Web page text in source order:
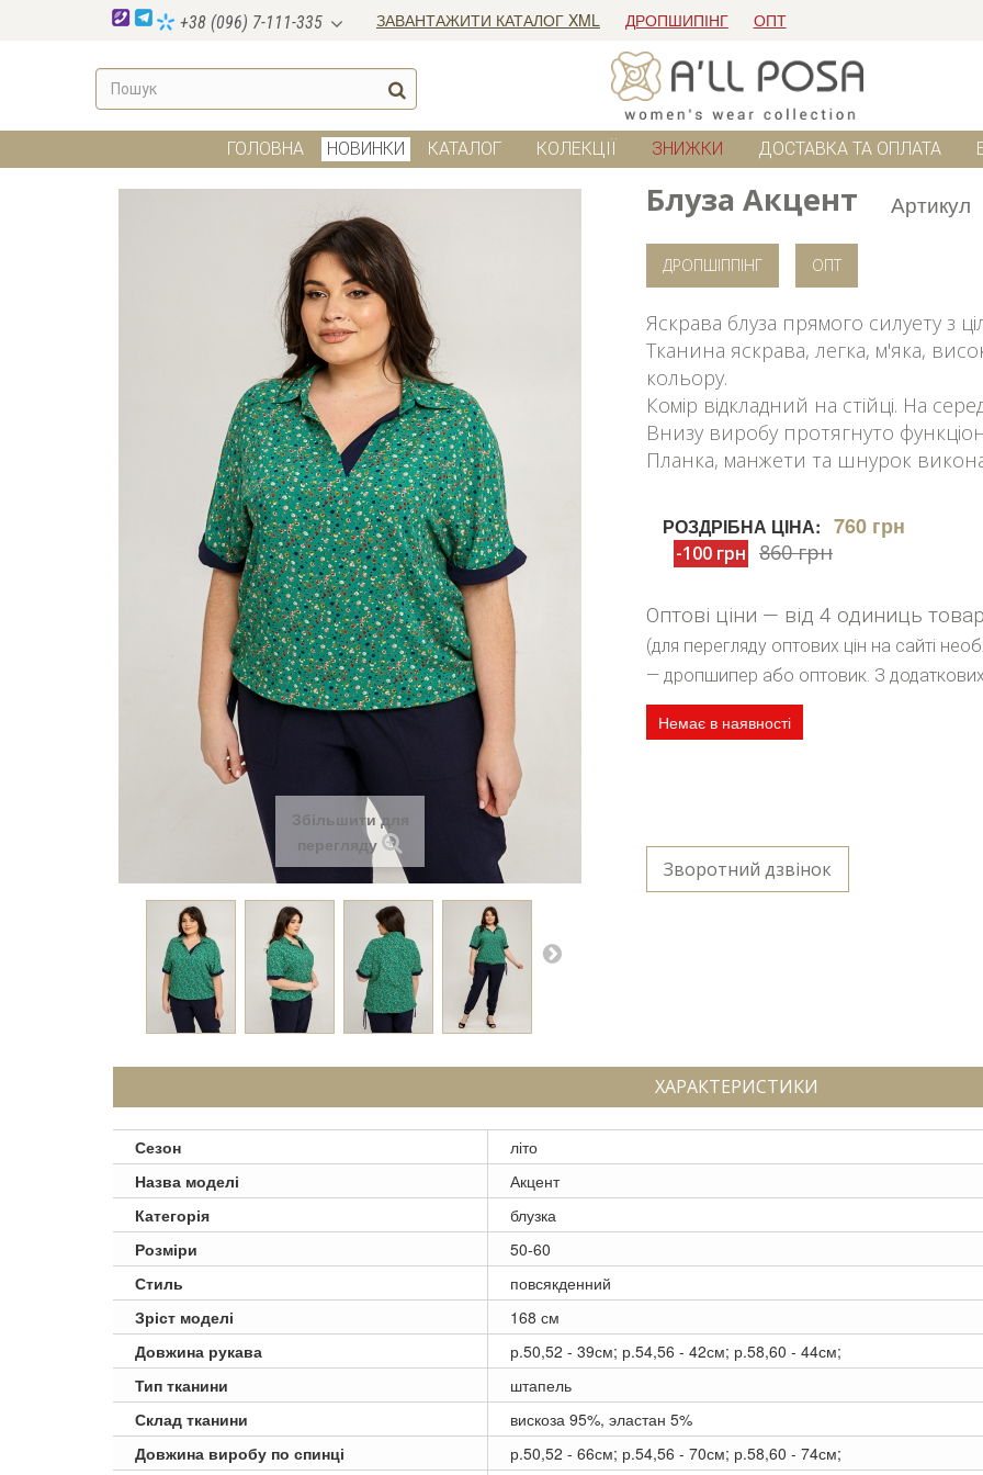
+38 (096) 7-111-335 ЗАВАНТАЖИТИ КАТАЛОГ XML ДРОПШИПІНГ ОПТ
ГОЛОВНА НОВИНКИ КАТАЛОГ КОЛЕКЦІЇ ЗНИЖКИ ДОСТАВКА ТА ОПЛАТА
Збільшити для
перегляду
Блуза Акцент Артикул
ДРОПШІППІНГ ОПТ
Яскрава блуза прямого силуету з
Тканина яскрава, легка, м'яка,
кольору.
Комір відкладний на стійці. На
Внизу виробу протягнуто
Планка, манжети та шнурок
РОЗДРІБНА ЦІНА: 760 грн
-100 грн 860 грн
Оптові ціни — від 4 одиниць
(для перегляду оптових цін на сайті
— дропшипер або оптовик. З
Немає в наявності
Зворотний дзвінок
ХАРАКТЕРИСТИКИ
Сезон
літо
Назва моделі
Акцент
Категорія
блузка
Розміри
50-60
Стиль
повсякденний
Зріст моделі
168 см
Довжина рукава
р.50,52 - 39см; р.54,56 - 42см; р.58,60 - 44см;
Тип тканини
штапель
Склад тканини
вискоза 95%, эластан 5%
Довжина виробу по спинці
р.50,52 - 66см; р.54,56 - 70см; р.58,60 - 74см;